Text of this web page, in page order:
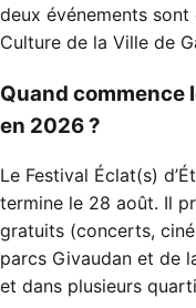
deux événements
Culture de la Ville de
Quand commence
en 2026 ?
Le Festival Éclat(s)
termine le 28 août. Il
gratuits (concerts,
parcs Givaudan et de
et dans plusieurs